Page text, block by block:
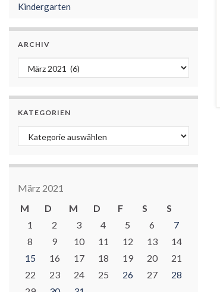
Kindergarten
ARCHIV
Archiv
KATEGORIEN
Kategorien
März 2021
M
D M D F S
S
1
2 3 4 5 6
7
8
9 10 11 12 13
14
15
16 17 18 19 20
21
22
23 24 25 26 27
28